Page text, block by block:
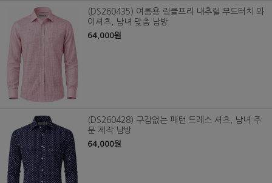
(DS260435) 여름용 링클프리 내추럴 무드터치 와
이셔츠, 남녀 맞춤 남방
64,000원
(DS260428) 구김없는 패턴 드레스 셔츠, 남녀 주
문 제작 남방
64,000원